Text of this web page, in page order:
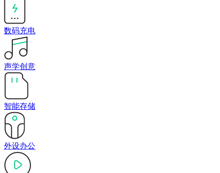
数码充电
声学创意
智能存储
外设办公